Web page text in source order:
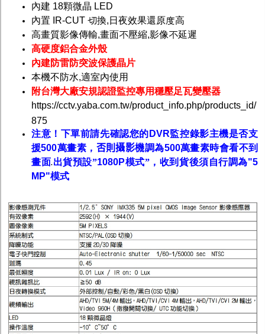
內建 18顆微晶 LED
內置 IR-CUT 切換,日夜效果還原度高
高畫質影像傳輸,畫面不壓縮,影像不延遲
高硬度鋁合金外殼
內建防雷防突波保護晶片
本機不防水,適室內使用
附台灣大廠安規認證監控專用穩壓足瓦變壓器
https://cctv.yaba.com.tw/product_info.php/products_id/
875
注意！下單前請先確認您的 DVR監控錄影主機是否支
援500萬畫素， 否則攝影機調為500萬畫素時會看不到
畫面.出貨預設”1080P模式”，收到貨後須自行調為"5
M P"模式